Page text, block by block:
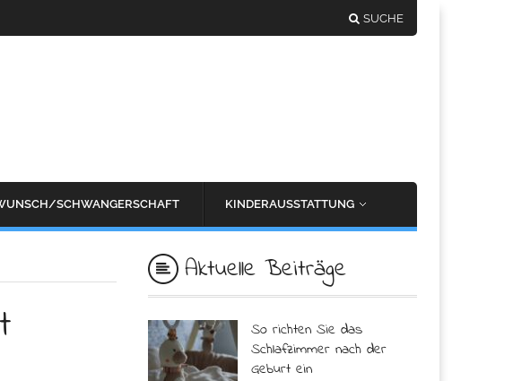
SUCHE
SCHWANGERSCHAFT KINDERAUSSTATTUNG
Aktuelle Beiträge
So richten Sie das
Schlafzimmer nach der
Geburt ein